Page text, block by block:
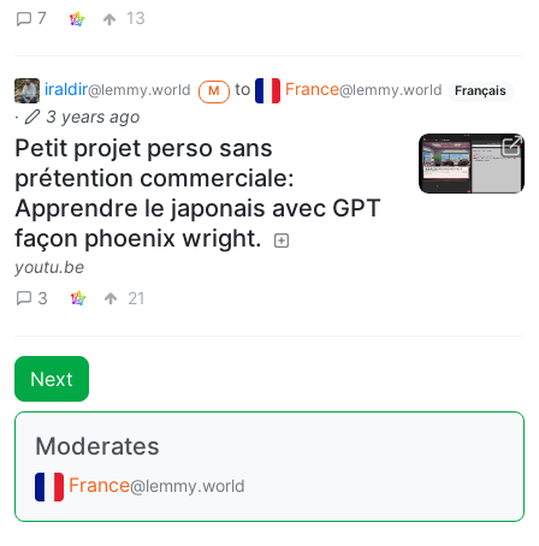
7 13
iraldir@lemmy.world M to France@lemmy.world Français
· 3 years ago
Petit projet perso sans
prétention commerciale:
Apprendre le japonais avec GPT
façon phoenix wright.
youtu.be
3
21
Next
Moderates
France@lemmy.world